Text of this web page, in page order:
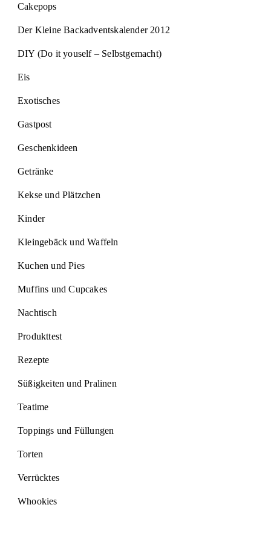
Cakepops
Der Kleine Backadventskalender 2012
DIY (Do it youself – Selbstgemacht)
Eis
Exotisches
Gastpost
Geschenkideen
Getränke
Kekse und Plätzchen
Kinder
Kleingebäck und Waffeln
Kuchen und Pies
Muffins und Cupcakes
Nachtisch
Produkttest
Rezepte
Süßigkeiten und Pralinen
Teatime
Toppings und Füllungen
Torten
Verrücktes
Whookies